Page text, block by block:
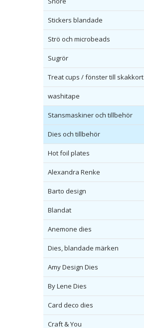
Stickers blandade
Strö och microbeads
Sugrör
Treat cups / fönster till skakkort
washitape
Stansmaskiner och tillbehör
Dies och tillbehör
Hot foil plates
Alexandra Renke
Barto design
Blandat
Anemone dies
Dies, blandade märken
Amy Design Dies
By Lene Dies
Card deco dies
Craft & You